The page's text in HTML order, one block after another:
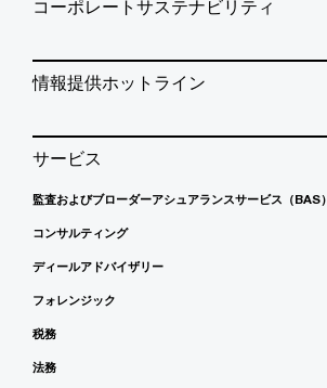
コーポレートサステナビリティ
情報提供ホットライン
サービス
監査およびブローダーアシュアランスサービス（BAS）
コンサルティング
ディールアドバイザリー
フォレンジック
税務
法務